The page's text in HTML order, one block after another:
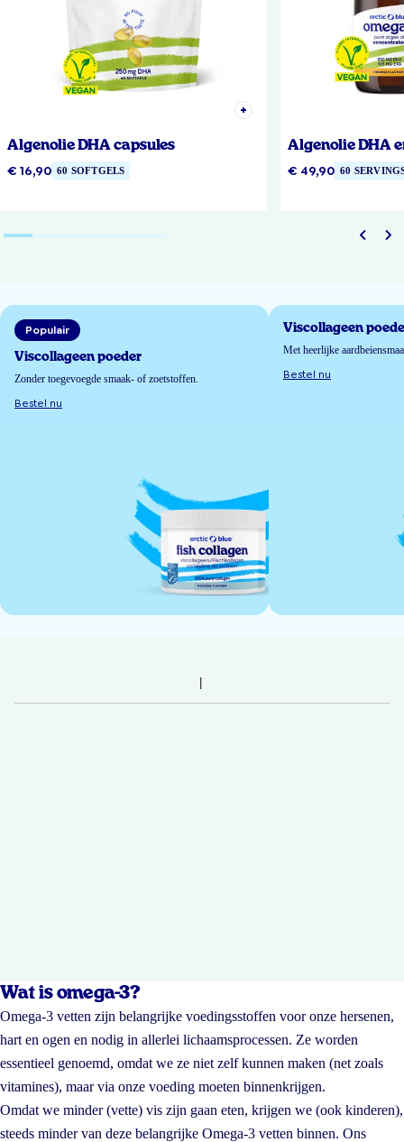
Algenolie DHA capsules
€ 16,90 60 SOFTGELS
Algenolie DHA
€ 49,90 60
Populair
Viscollageen poeder
Zonder toegevoegde smaak- of zoetstoffen.
Bestel nu
Viscollageen
Met heerlijke
Bestel nu
Wat is omega-3?
Omega-3 vetten zijn belangrijke voedingsstoffen voor onze hersenen,
hart en ogen en nodig in allerlei lichaamsprocessen. Ze worden
essentieel genoemd, omdat we ze niet zelf kunnen maken (net zoals
vitamines), maar via onze voeding moeten binnenkrijgen.
Omdat we minder (vette) vis zijn gaan eten, krijgen we (ook kinderen),
steeds minder van deze belangrijke Omega-3 vetten binnen. Ons